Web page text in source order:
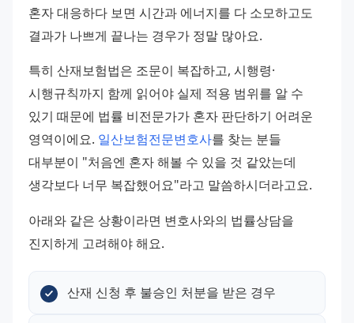
혼자 대응하다 보면 시간과 에너지를 다 소모하고도
결과가 나쁘게 끝나는 경우가 정말 많아요.
특히 산재보험법은 조문이 복잡하고, 시행령·
시행규칙까지 함께 읽어야 실제 적용 범위를 알 수
있기 때문에 법률 비전문가가 혼자 판단하기 어려운
영역이에요. 일산보험전문변호사를 찾는 분들
대부분이 "처음엔 혼자 해볼 수 있을 것 같았는데
생각보다 너무 복잡했어요"라고 말씀하시더라고요.
아래와 같은 상황이라면 변호사와의 법률상담을
진지하게 고려해야 해요.
산재 신청 후 불승인 처분을 받은 경우